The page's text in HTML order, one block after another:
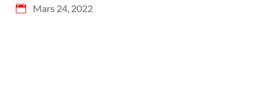
Mars 24, 2022